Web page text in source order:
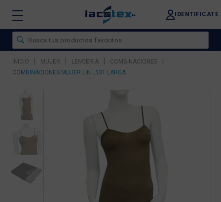
IDENTIFICATE
INICIO | MUJER | LENCERIA | COMBINACIONES |
COMBINACIONES MUJER LIN L531 LARGA